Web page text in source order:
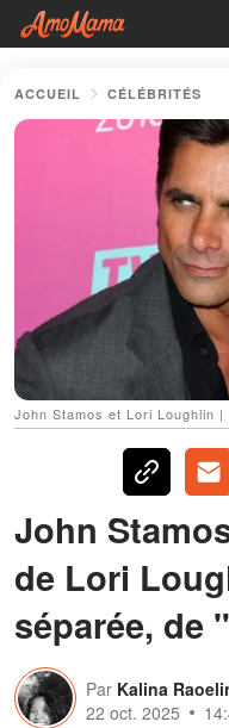
ACCUEIL CÉLÉBRITÉS
John Stamos et Lori Loughlin
John
de Lori
séparée, de
Par Kalina
22 oct. 2025